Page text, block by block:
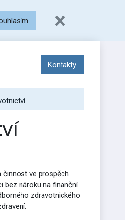
Kontakty
činnost ve prospěch
bez nároku na finanční
zdravotnického